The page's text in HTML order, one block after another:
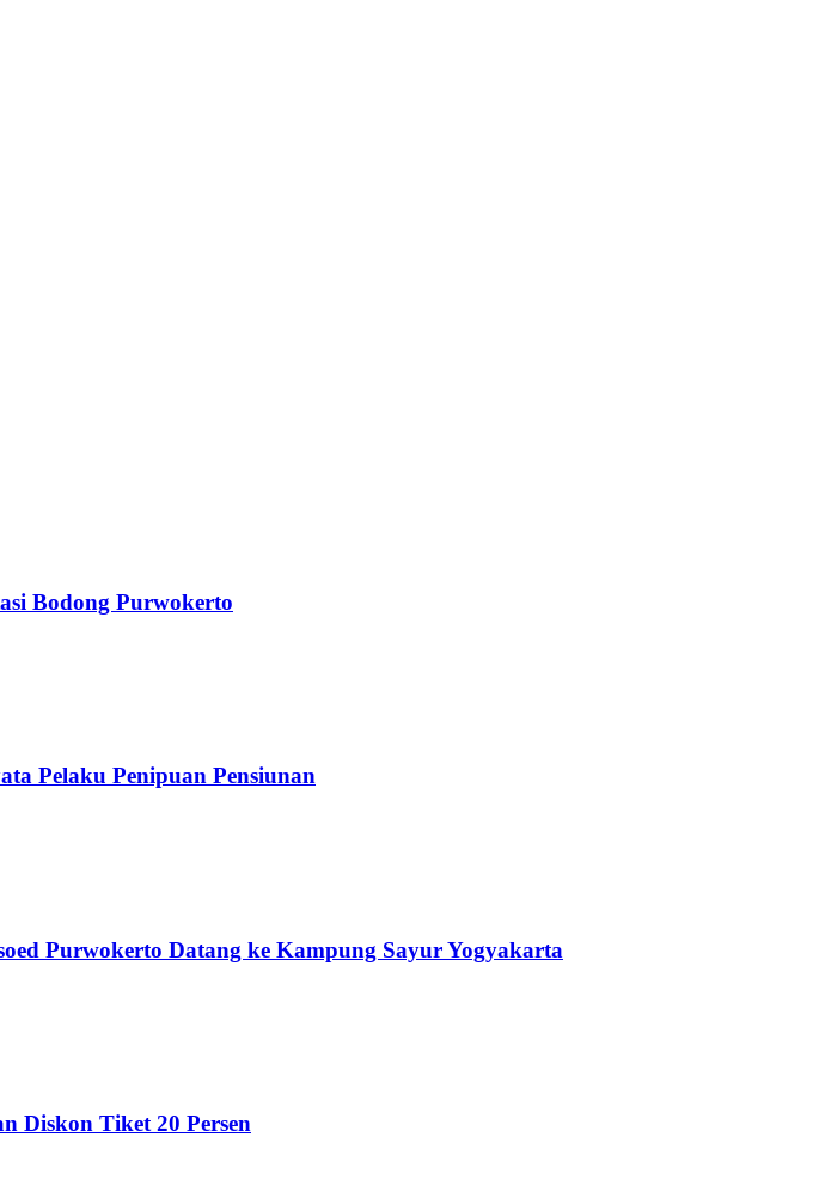
Bodong Purwokerto
Pelaku Penipuan Pensiunan
Purwokerto Datang ke Kampung Sayur Yogyakarta
Diskon Tiket 20 Persen